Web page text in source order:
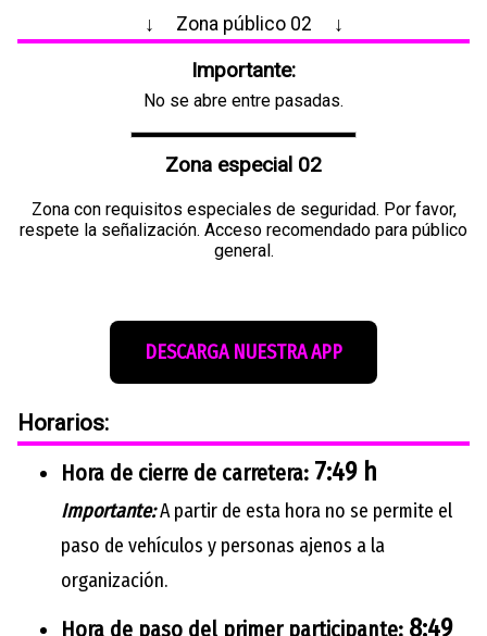
↓ Zona público 02 ↓
Importante:
No se abre entre pasadas.
Zona especial 02
Zona con requisitos especiales de seguridad. Por favor,
respete la señalización. Acceso recomendado para público
general.
DESCARGA NUESTRA APP
Horarios:
Hora de cierre de carretera: 7:49 h
Importante:A partir de esta hora no se permite el
paso de vehículos y personas ajenos a la
organización.
Hora de paso del primer participante: 8:49